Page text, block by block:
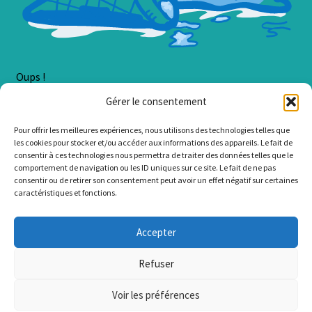
Gérer le consentement
Pour offrir les meilleures expériences, nous utilisons des technologies telles que
les cookies pour stocker et/ou accéder aux informations des appareils. Le fait de
consentir à ces technologies nous permettra de traiter des données telles que le
comportement de navigation ou les ID uniques sur ce site. Le fait de ne pas
consentir ou de retirer son consentement peut avoir un effet négatif sur certaines
caractéristiques et fonctions.
Accepter
Refuser
Voir les préférences
Oups !
Une erreur est survenue lors du chargement du contenu.
Erreur :Cannot read property 'SortSelect' of undefined
.